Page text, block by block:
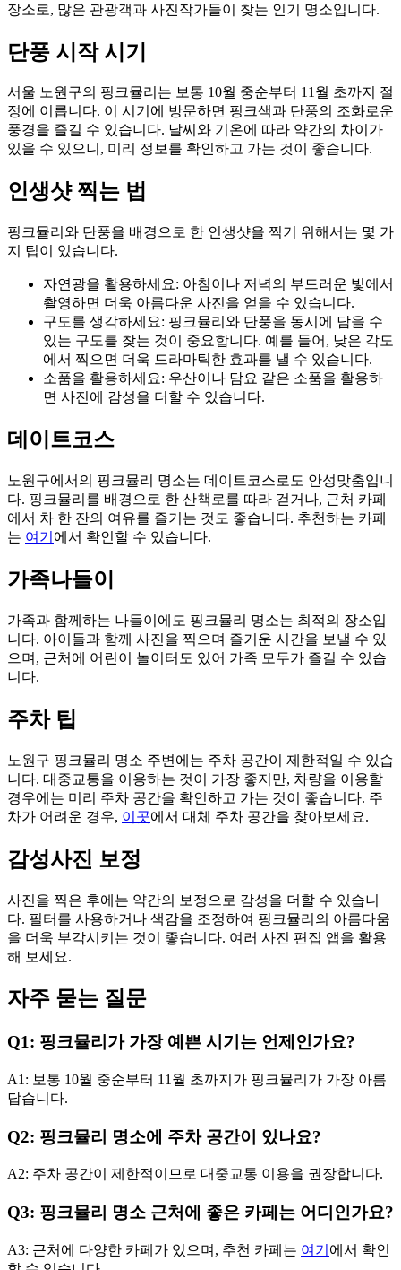
장소로, 많은 관광객과 사진작가들이 찾는 인기 명소입니다.
단풍 시작 시기
서울 노원구의 핑크뮬리는 보통 10월 중순부터 11월 초까지 절
정에 이릅니다. 이 시기에 방문하면 핑크색과 단풍의 조화로운
풍경을 즐길 수 있습니다. 날씨와 기온에 따라 약간의 차이가
있을 수 있으니, 미리 정보를 확인하고 가는 것이 좋습니다.
인생샷 찍는 법
핑크뮬리와 단풍을 배경으로 한 인생샷을 찍기 위해서는 몇 가
지 팁이 있습니다.
자연광을 활용하세요: 아침이나 저녁의 부드러운 빛에서
촬영하면 더욱 아름다운 사진을 얻을 수 있습니다.
구도를 생각하세요: 핑크뮬리와 단풍을 동시에 담을 수
있는 구도를 찾는 것이 중요합니다. 예를 들어, 낮은 각도
에서 찍으면 더욱 드라마틱한 효과를 낼 수 있습니다.
소품을 활용하세요: 우산이나 담요 같은 소품을 활용하
면 사진에 감성을 더할 수 있습니다.
데이트코스
노원구에서의 핑크뮬리 명소는 데이트코스로도 안성맞춤입니
다. 핑크뮬리를 배경으로 한 산책로를 따라 걷거나, 근처 카페
에서 차 한 잔의 여유를 즐기는 것도 좋습니다. 추천하는 카페
는 여기 에서 확인할 수 있습니다.
가족나들이
가족과 함께하는 나들이에도 핑크뮬리 명소는 최적의 장소입
니다. 아이들과 함께 사진을 찍으며 즐거운 시간을 보낼 수 있
으며, 근처에 어린이 놀이터도 있어 가족 모두가 즐길 수 있습
니다.
주차 팁
노원구 핑크뮬리 명소 주변에는 주차 공간이 제한적일 수 있습
니다. 대중교통을 이용하는 것이 가장 좋지만, 차량을 이용할
경우에는 미리 주차 공간을 확인하고 가는 것이 좋습니다. 주
차가 어려운 경우, 이곳에서 대체 주차 공간을 찾아보세요.
감성사진 보정
사진을 찍은 후에는 약간의 보정으로 감성을 더할 수 있습니
다. 필터를 사용하거나 색감을 조정하여 핑크뮬리의 아름다움
을 더욱 부각시키는 것이 좋습니다. 여러 사진 편집 앱을 활용
해 보세요.
자주 묻는 질문
Q1: 핑크뮬리가 가장 예쁜 시기는 언제인가요?
A1: 보통 10월 중순부터 11월 초까지가 핑크뮬리가 가장 아름
답습니다.
Q2: 핑크뮬리 명소에 주차 공간이 있나요?
A2: 주차 공간이 제한적이므로 대중교통 이용을 권장합니다.
Q3: 핑크뮬리 명소 근처에 좋은 카페는 어디인가요?
A3: 근처에 다양한 카페가 있으며, 추천 카페는 여기 에서 확인